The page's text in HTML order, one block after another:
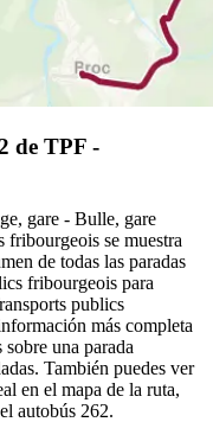
de TPF -
gare - Bulle, gare
se muestra
de todas las paradas
fribourgeois para
publics
más completa
una parada
También puedes ver
en el mapa de la ruta,
autobús 262.